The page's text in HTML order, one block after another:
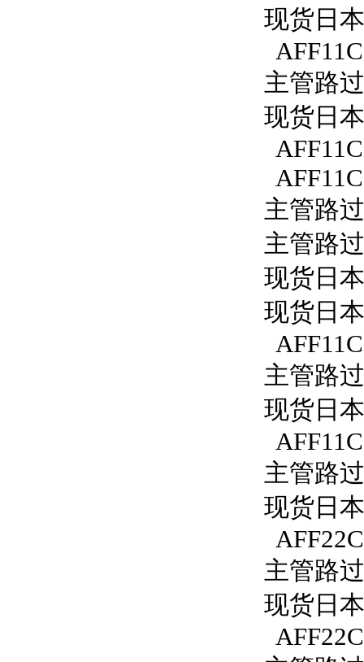
现货日
主管路
现货日
主管路
主管路
现货日
现货日
主管路
现货日
主管路
现货日
主管路
现货日